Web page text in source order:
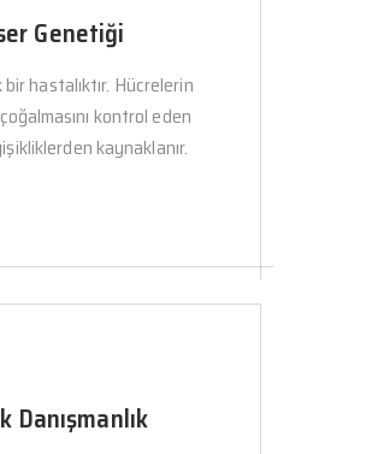
Genetiği
hastalıktır. Hücrelerin
kontrol eden
kaynaklanır.
Danışmanlık